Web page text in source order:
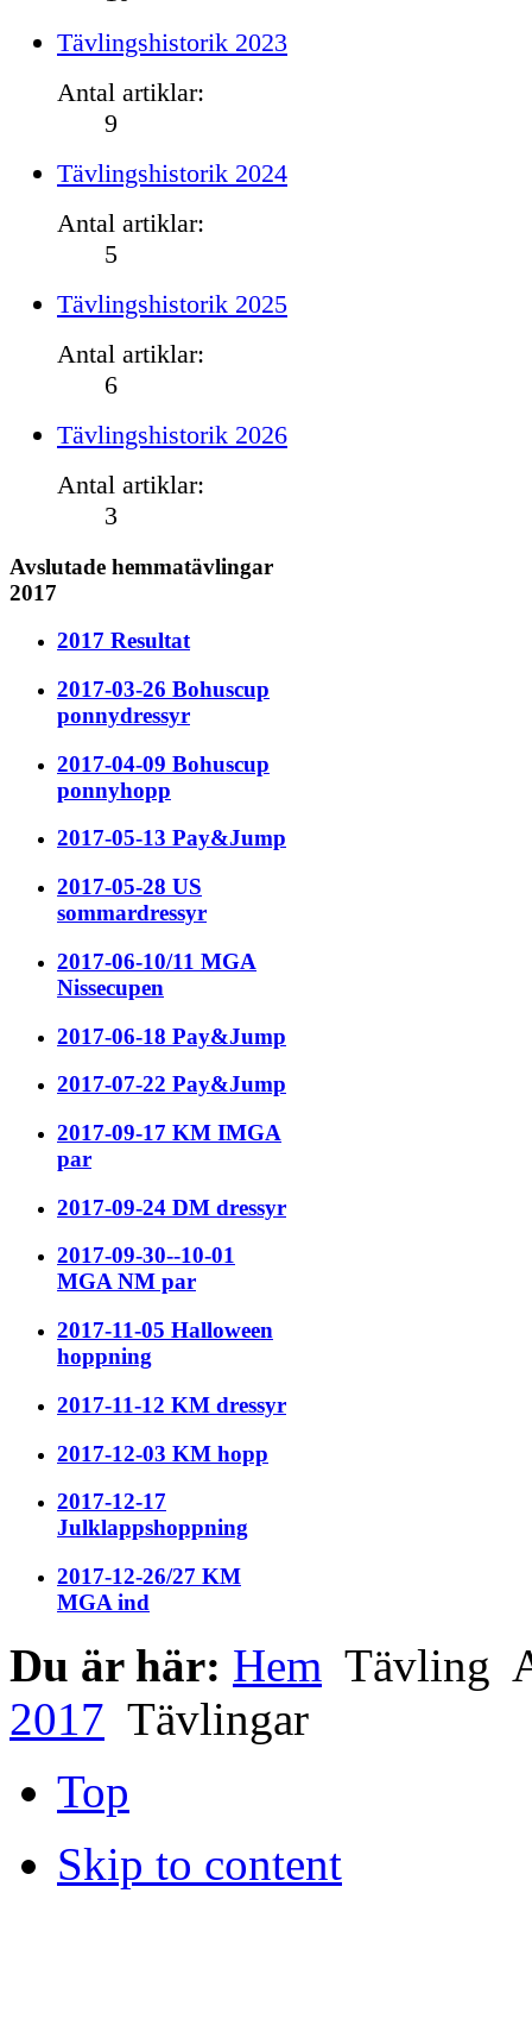
Tävlingshistorik 2023
Antal artiklar:
9
Tävlingshistorik 2024
Antal artiklar:
5
Tävlingshistorik 2025
Antal artiklar:
6
Tävlingshistorik 2026
Antal artiklar:
3
Avslutade hemmatävlingar
2017
2017 Resultat
2017-03-26 Bohuscup
ponnydressyr
2017-04-09 Bohuscup
ponnyhopp
2017-05-13 Pay&Jump
2017-05-28 US
sommardressyr
2017-06-10/11 MGA
Nissecupen
2017-06-18 Pay&Jump
2017-07-22 Pay&Jump
2017-09-17 KM IMGA
par
2017-09-24 DM dressyr
2017-09-30--10-01
MGA NM par
2017-11-05 Halloween
hoppning
2017-11-12 KM dressyr
2017-12-03 KM hopp
2017-12-17
Julklappshoppning
2017-12-26/27 KM
MGA ind
Du är här: Hem Tävling
2017 Tävlingar
Top
Skip to content